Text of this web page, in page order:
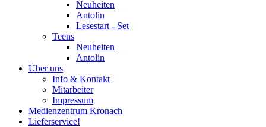
Neuheiten
Antolin
Lesestart - Set
Teens
Neuheiten
Antolin
Über uns
Info & Kontakt
Mitarbeiter
Impressum
Medienzentrum Kronach
Lieferservice!